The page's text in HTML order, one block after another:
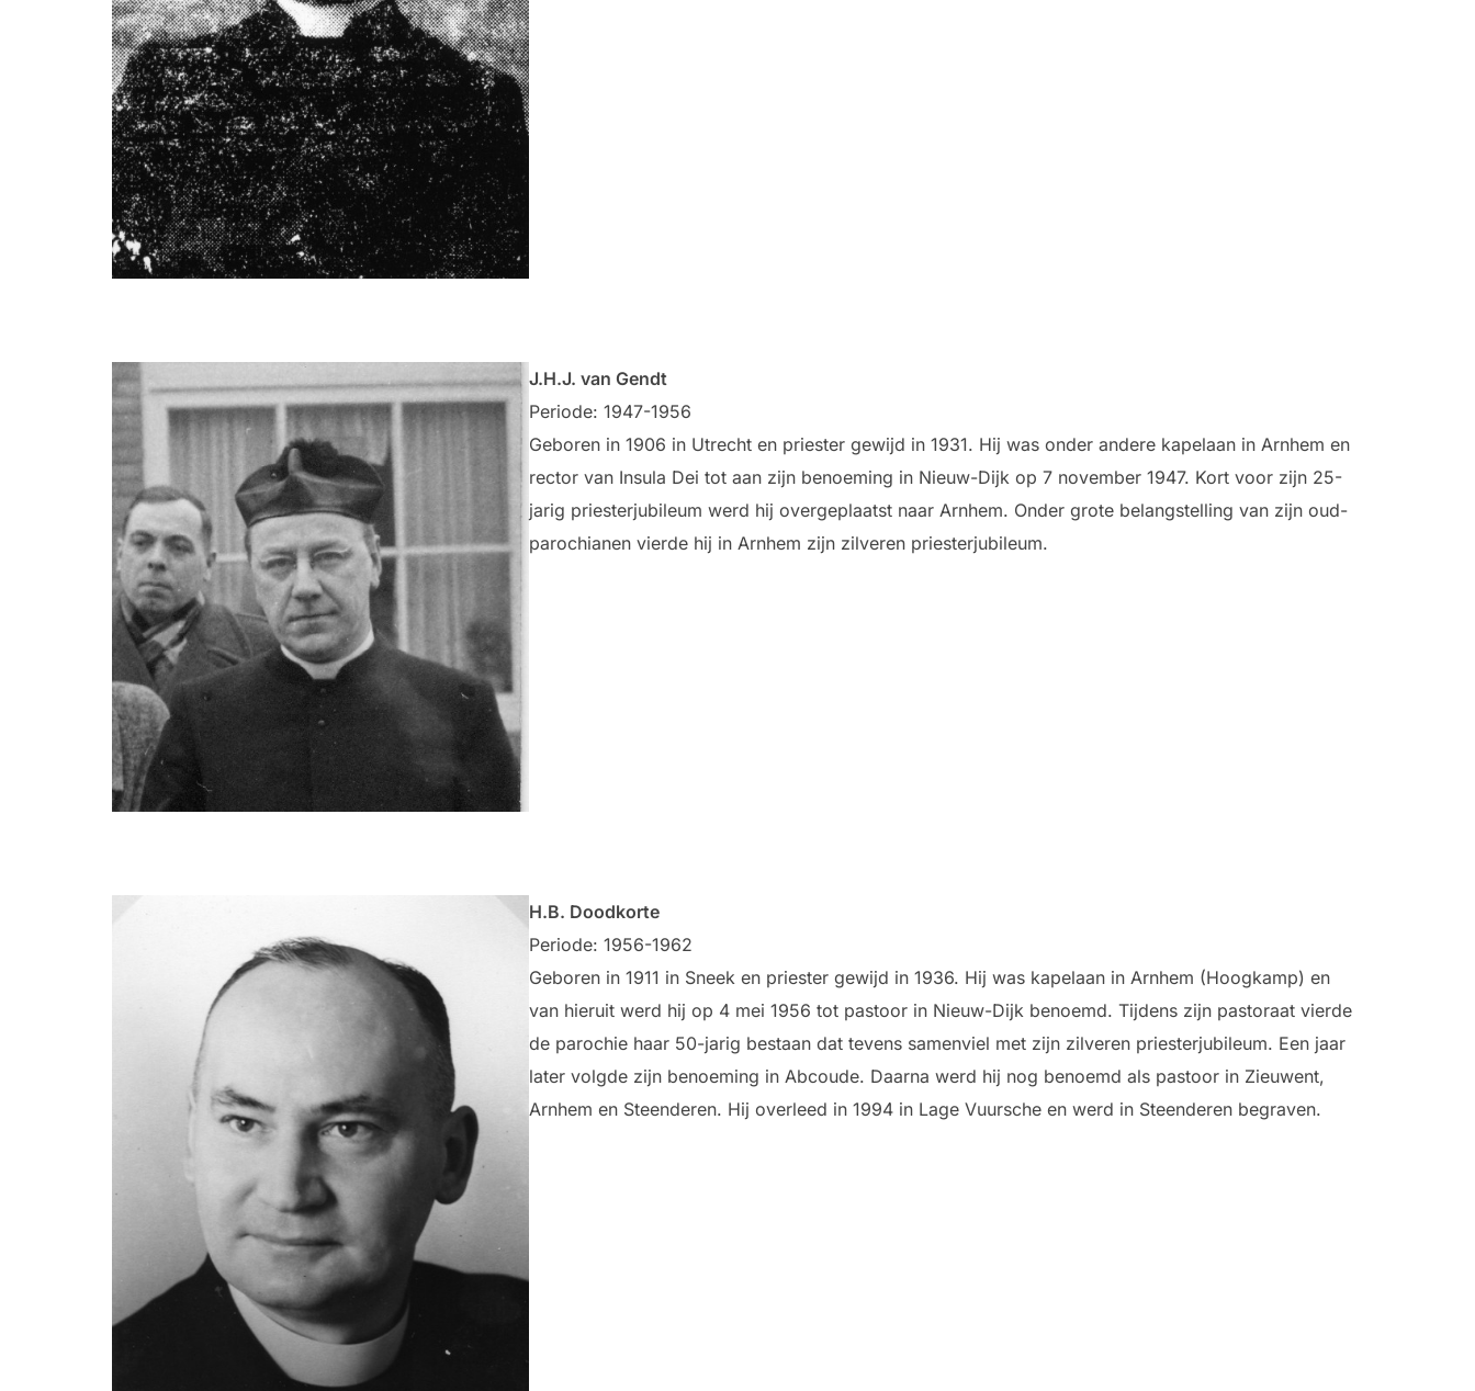
J.H.J. van Gendt
Periode: 1947-1956
Geboren in 1906 in Utrecht en priester gewijd in 1931. Hij was onder andere kapelaan in Arnhem en
rector van Insula Dei tot aan zijn benoeming in Nieuw-Dijk op 7 november 1947. Kort voor zijn 25-
jarig priesterjubileum werd hij overgeplaatst naar Arnhem. Onder grote belangstelling van zijn oud-
parochianen vierde hij in Arnhem zijn zilveren priesterjubileum.
H.B. Doodkorte
Periode: 1956-1962
Geboren in 1911 in Sneek en priester gewijd in 1936. Hij was kapelaan in Arnhem (Hoogkamp) en
van hieruit werd hij op 4 mei 1956 tot pastoor in Nieuw-Dijk benoemd. Tijdens zijn pastoraat vierde
de parochie haar 50-jarig bestaan dat tevens samenviel met zijn zilveren priesterjubileum. Een jaar
later volgde zijn benoeming in Abcoude. Daarna werd hij nog benoemd als pastoor in Zieuwent,
Arnhem en Steenderen. Hij overleed in 1994 in Lage Vuursche en werd in Steenderen begraven.